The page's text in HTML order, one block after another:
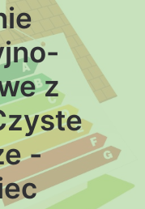
z
-